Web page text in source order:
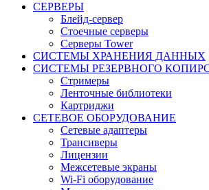
СЕРВЕРЫ
Блейд-сервер
Стоечные серверы
Серверы Tower
СИСТЕМЫ ХРАНЕНИЯ ДАННЫХ
СИСТЕМЫ РЕЗЕРВНОГО
Стримеры
Ленточные библиотеки
Картриджи
СЕТЕВОЕ ОБОРУДОВАНИЕ
Сетевые адаптеры
Трансиверы
Лицензии
Межсетевые экраны
Wi-Fi оборудование